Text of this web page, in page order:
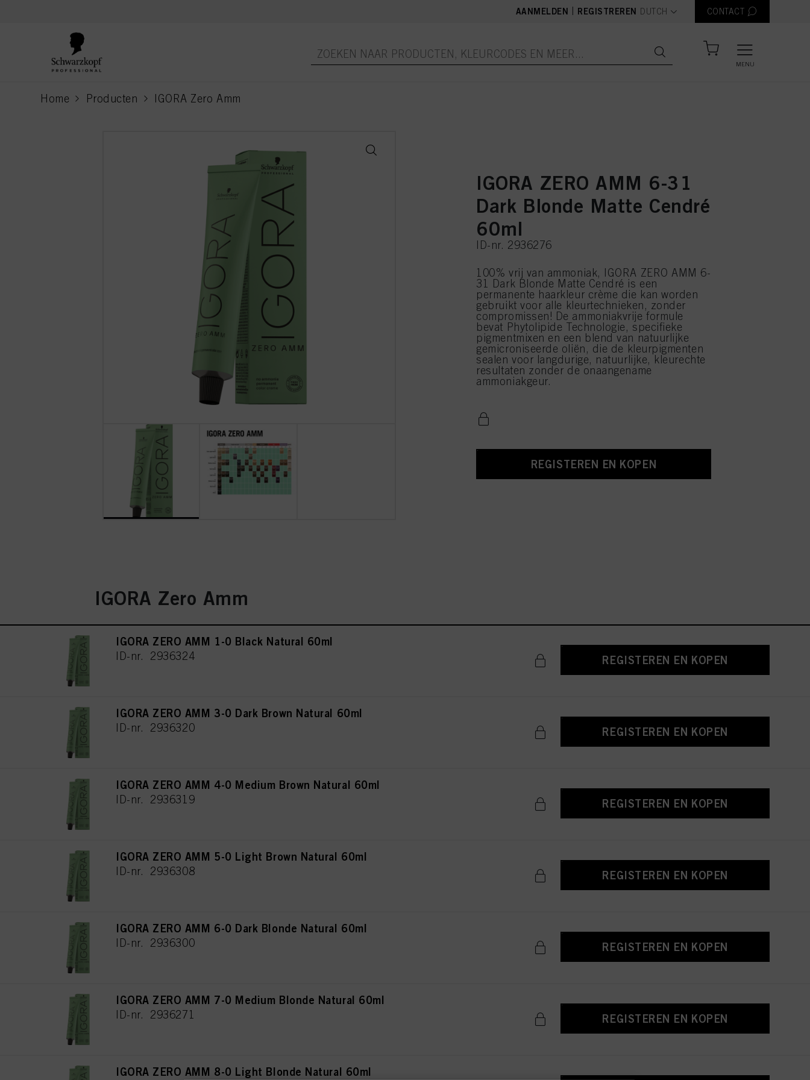
AANMELDEN REGISTREREN text.language
DUTCH CONTACT
MENU
Home Producten IGORA Zero Amm
current page
IGORA ZERO AMM 6-31
Dark Blonde Matte Cendré
60ml
ID-nr. 2936276
100% vrij van ammoniak, IGORA ZERO AMM 6-
31 Dark Blonde Matte Cendré is een
permanente haarkleur crème die kan worden
gebruikt voor alle kleurtechnieken, zonder
compromissen! De ammoniakvrije formule
bevat Phytolipide Technologie, specifieke
pigmentmixen en een blend van natuurlijke
gemicroniseerde oliën, die de kleurpigmenten
sealen voor langdurige, natuurlijke, kleurechte
resultaten zonder de onaangename
ammoniakgeur.
REGISTEREN EN KOPEN
IGORA Zero Amm
IGORA ZERO AMM 1-0 Black Natural 60ml
ID-nr. 2936324 REGISTEREN EN KOPEN
IGORA ZERO AMM 3-0 Dark Brown Natural 60ml
ID-nr. 2936320 REGISTEREN EN KOPEN
IGORA ZERO AMM 4-0 Medium Brown Natural 60ml
ID-nr. 2936319 REGISTEREN EN KOPEN
IGORA ZERO AMM 5-0 Light Brown Natural 60ml
ID-nr. 2936308 REGISTEREN EN KOPEN
IGORA ZERO AMM 6-0 Dark Blonde Natural 60ml
ID-nr. 2936300 REGISTEREN EN KOPEN
IGORA ZERO AMM 7-0 Medium Blonde Natural 60ml
ID-nr. 2936271 REGISTEREN EN KOPEN
IGORA ZERO AMM 8-0 Light Blonde Natural 60ml